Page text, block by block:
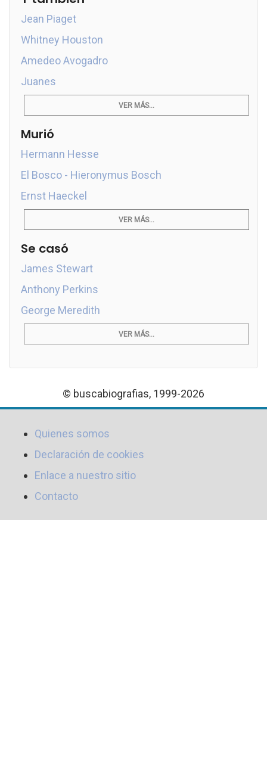
Jean Piaget
Whitney Houston
Amedeo Avogadro
Juanes
VER MÁS...
Murió
Hermann Hesse
El Bosco - Hieronymus Bosch
Ernst Haeckel
VER MÁS...
Se casó
James Stewart
Anthony Perkins
George Meredith
VER MÁS...
© buscabiografias, 1999-2026
Quienes somos
Declaración de cookies
Enlace a nuestro sitio
Contacto